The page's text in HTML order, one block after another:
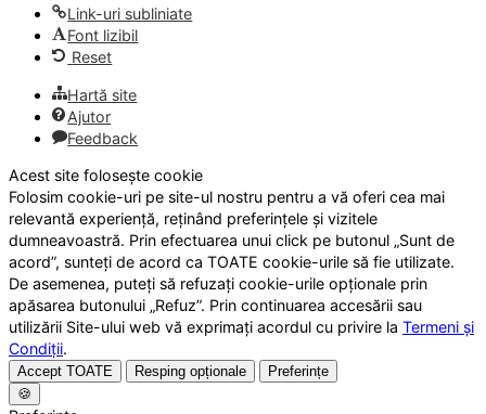
Link-uri subliniate
Font lizibil
Reset
Hartă site
Ajutor
Feedback
Acest site folosește cookie
Folosim cookie-uri pe site-ul nostru pentru a vă oferi cea mai
relevantă experiență, reținând preferințele și vizitele
dumneavoastră. Prin efectuarea unui click pe butonul „Sunt de
acord”, sunteți de acord ca TOATE cookie-urile să fie utilizate.
De asemenea, puteți să refuzați cookie-urile opționale prin
apăsarea butonului „Refuz”. Prin continuarea accesării sau
utilizării Site-ului web vă exprimați acordul cu privire la Termeni și
Condiții.
Accept TOATE Resping opționale
Preferințe
🍪